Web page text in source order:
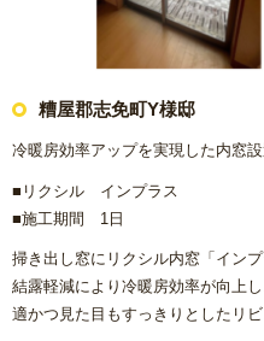
糟屋郡志免町Y様邸
冷暖房効率アップを実現した内窓
■リクシル インプラス
■施工期間 1日
掃き出し窓にリクシル内窓「イン
結露軽減により冷暖房効率が向上
適かつ見た目もすっきりとしたリ